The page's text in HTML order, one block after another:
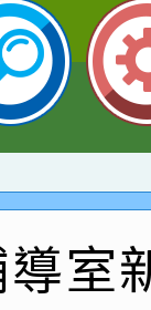
師、
小朗讀
園市中
獲教
世
創客佳
園市中
獲社
O蜜、
展 國
班張O
室